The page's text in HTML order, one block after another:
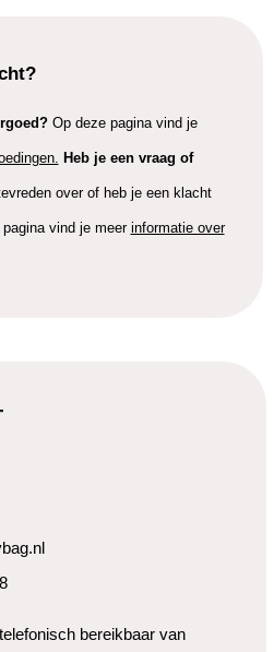
Op deze pagina vind je
Heb je een vraag of
over of heb je een klacht
vind je meer informatie over
bereikbaar van